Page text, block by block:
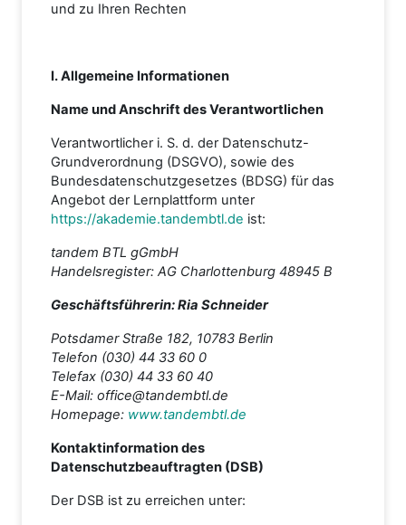
und zu Ihren Rechten
I. Allgemeine Informationen
Name und Anschrift des Verantwortlichen
Verantwortlicher i. S. d. der Datenschutz-
Grundverordnung (DSGVO), sowie des
Bundesdatenschutzgesetzes (BDSG) für das
Angebot der Lernplattform unter
https://akademie.tandembtl.de ist:
tandem BTL gGmbH
Handelsregister: AG Charlottenburg 48945 B
Geschäftsführerin: Ria Schneider
Potsdamer Straße 182, 10783 Berlin
Telefon (030) 44 33 60 0
Telefax (030) 44 33 60 40
E-Mail: office@tandembtl.de
Homepage: www.tandembtl.de
Kontaktinformation des
Datenschutzbeauftragten (DSB)
Der DSB ist zu erreichen unter: